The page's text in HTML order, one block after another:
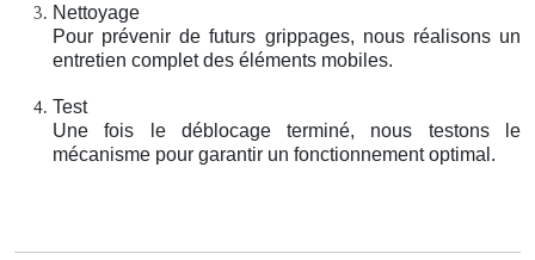
Nettoyage
Pour prévenir de futurs grippages, nous réalisons un
entretien complet des éléments mobiles.
Test
Une fois le déblocage terminé, nous testons le
mécanisme pour garantir un fonctionnement optimal.